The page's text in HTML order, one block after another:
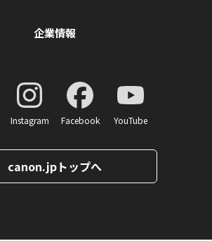
企業情報
Instagram Facebook YouTube
canon.jpトップへ